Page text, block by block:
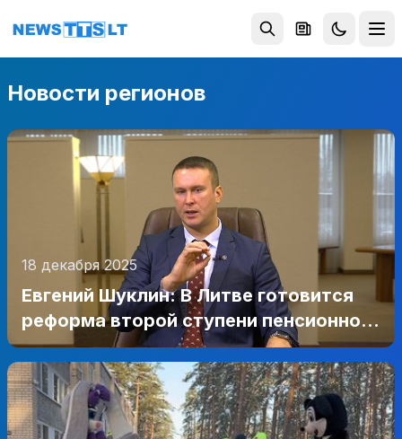
Перейти к содержимому
Новости регионов
18 декабря 2025
Евгений Шуклин: В Литве готовится
реформа второй ступени пенсионного
накопления (видео)